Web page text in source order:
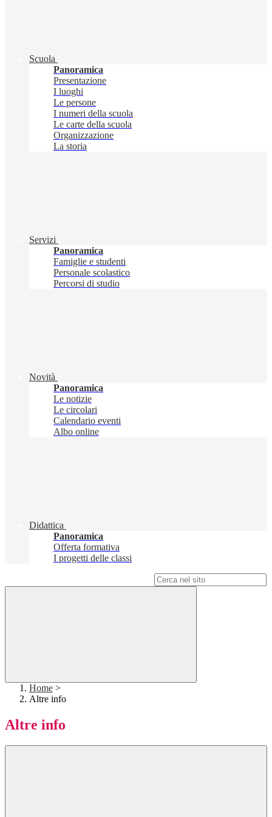
Scuola
Panoramica
Presentazione
I luoghi
Le persone
I numeri della scuola
Le carte della scuola
Organizzazione
La storia
Servizi
Panoramica
Famiglie e studenti
Personale scolastico
Percorsi di studio
Novità
Panoramica
Le notizie
Le circolari
Calendario eventi
Albo online
Didattica
Panoramica
Offerta formativa
I progetti delle classi
Home >
Altre info
Altre info